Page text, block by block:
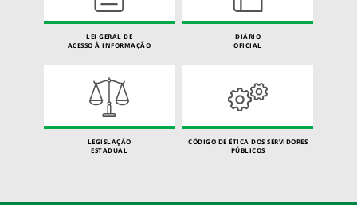
LEI GERAL DE
ACESSO À INFORMAÇÃO
DIÁRIO
OFICIAL
LEGISLAÇÃO
ESTADUAL
CÓDIGO DE ÉTICA DOS SERVIDORES
PÚBLICOS